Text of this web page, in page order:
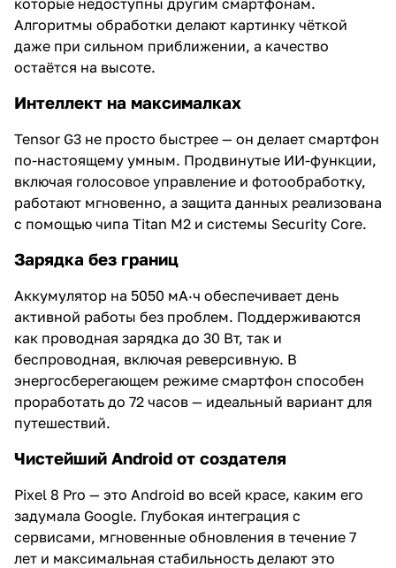
Алгоритмы обработки делают картинку чёткой
даже при сильном приближении, а качество
остаётся на высоте.
Интеллект на максималках
Tensor G3 не просто быстрее — он делает смартфон
по-настоящему умным. Продвинутые ИИ-функции,
включая голосовое управление и фотообработку,
работают мгновенно, а защита данных реализована
с помощью чипа Titan M2 и системы Security Core.
Зарядка без границ
Аккумулятор на 5050 мА·ч обеспечивает день
активной работы без проблем. Поддерживаются
как проводная зарядка до 30 Вт, так и
беспроводная, включая реверсивную. В
энергосберегающем режиме смартфон способен
проработать до 72 часов — идеальный вариант для
путешествий.
Чистейший Android от создателя
Pixel 8 Pro — это Android во всей красе, каким его
задумала Google. Глубокая интеграция с
сервисами, мгновенные обновления в течение 7
лет и максимальная стабильность делают это